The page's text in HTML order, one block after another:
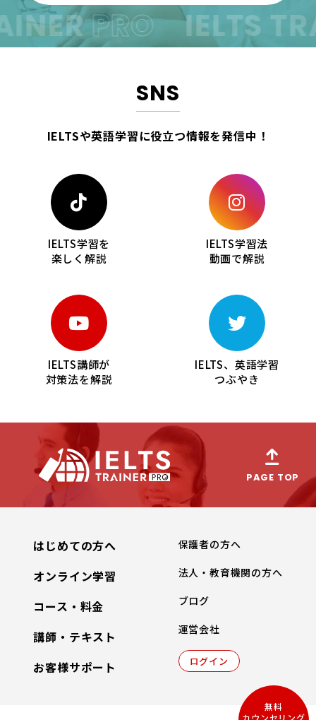
PRO IELTS
SNS
IELTSや英語学習に役立つ情報を発信中！
IELTS学習を
楽しく解説
IELTS学習法
動画で解説
IELTS講師が
対策法を解説
IELTS、英語学習
つぶやき
PAGE TOP
はじめての方へ
オンライン学習
コース・料金
講師・テキスト
お客様サポート
保護者の方へ
法人・教育機関の方へ
ブログ
運営会社
ログイン
無料
カウンセリング